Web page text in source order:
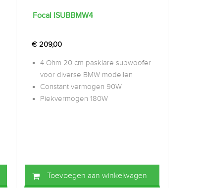
Focal ISUBBMW4
€ 209,00
4 Ohm 20 cm pasklare subwoofer
voor diverse BMW modellen
Constant vermogen 90W
Piekvermogen 180W
Toevoegen aan winkelwagen